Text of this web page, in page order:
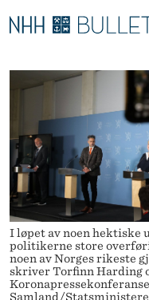
V
T
E
N
G
E
R
E
O
D
M
E
N
Y
Ø
T
E
E
T
Stipendiater og nye
Disputaser
Ekspertutvalg
Om Bulletin
I løpet av noen hektiske
politikerne store
noen av Norges rikeste
skriver Torfinn Harding
Samland/